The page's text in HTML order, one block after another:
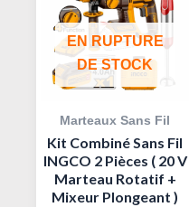
EN RUPTURE
DE STOCK
Marteaux Sans Fil
Kit Combiné Sans Fil
INGCO 2 Pièces ( 20 V
Marteau Rotatif +
Mixeur Plongeant )
Était :